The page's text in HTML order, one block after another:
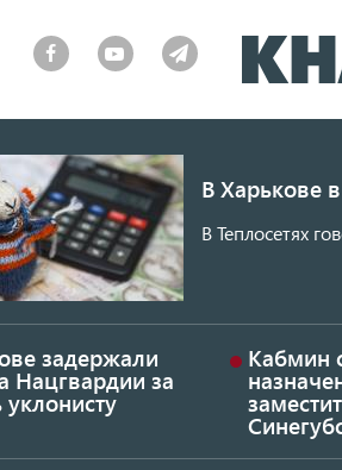
В Харькове
В Теплосетях
задержали
Нацгвардии за
Кабмин